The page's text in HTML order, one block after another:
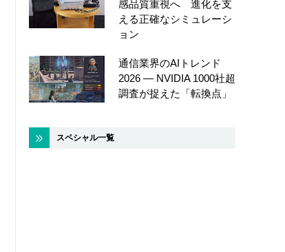
感品質重視へ 進化を支
える正確なシミュレーシ
ョン
通信業界のAIトレンド
2026 ― NVIDIA 1000社超
調査が捉えた「転換点」
スペシャル一覧